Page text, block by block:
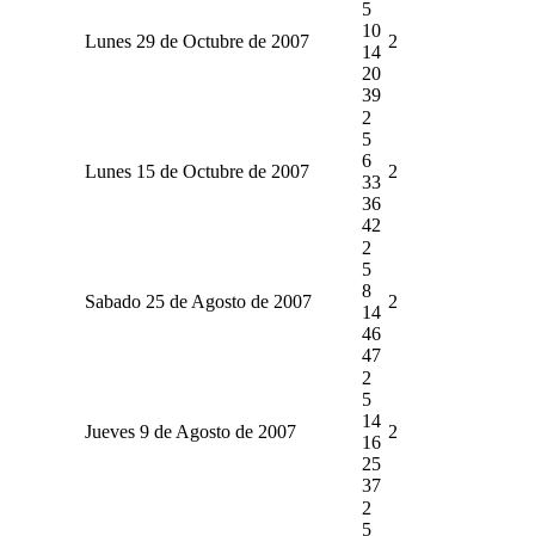
Lunes 29 de Octubre de 2007
5
10
14
20
39
2
Lunes 15 de Octubre de 2007
2
5
6
33
36
42
2
Sabado 25 de Agosto de 2007
2
5
8
14
46
47
2
Jueves 9 de Agosto de 2007
2
5
14
16
25
37
2
2
5